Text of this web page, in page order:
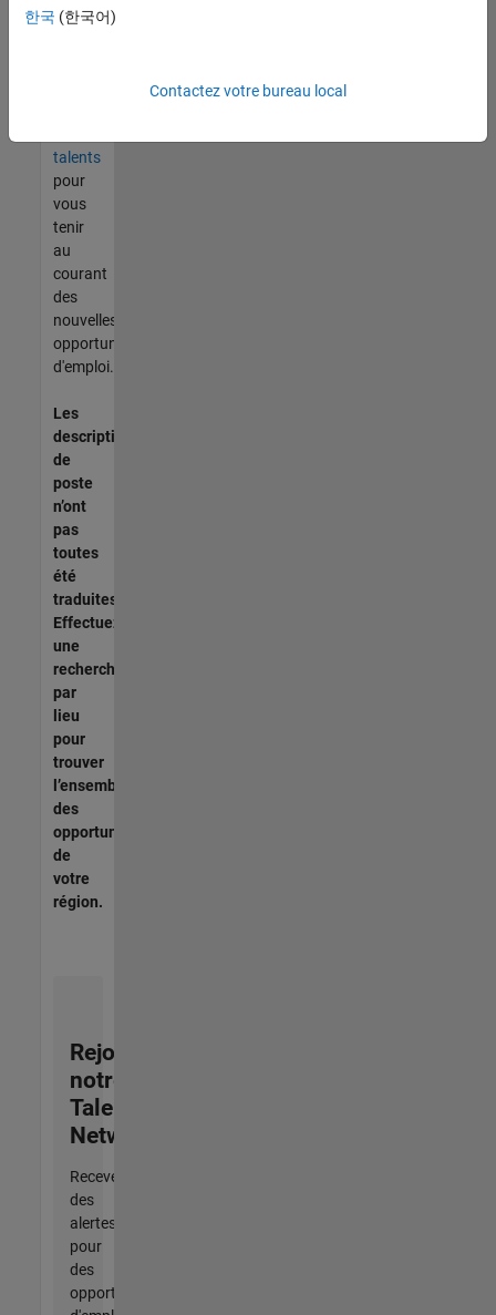
à vos
talents
pour
vous
tenir
au
courant
des
nouvelles
opportunités
d'emploi.
Les
descriptions
de
poste
n’ont
pas
toutes
été
traduites.
Effectuez
une
recherche
par
lieu
pour
trouver
l’ensemble
des
opportunités
de
votre
région.
Rejoignez
notre
Talent
Network
Recevez
des
alertes
pour
des
opportunités
한국 (한국어)
Contactez votre bureau local